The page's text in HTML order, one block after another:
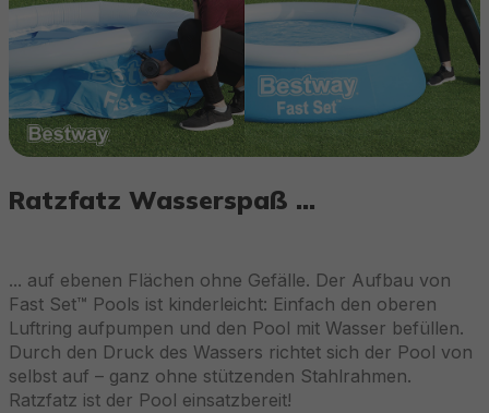
Ratzfatz Wasserspaß …
... auf ebenen Flächen ohne Gefälle. Der Aufbau von
Fast Set™ Pools ist kinderleicht: Einfach den oberen
Luftring aufpumpen und den Pool mit Wasser befüllen.
Durch den Druck des Wassers richtet sich der Pool von
selbst auf – ganz ohne stützenden Stahlrahmen.
Ratzfatz ist der Pool einsatzbereit!